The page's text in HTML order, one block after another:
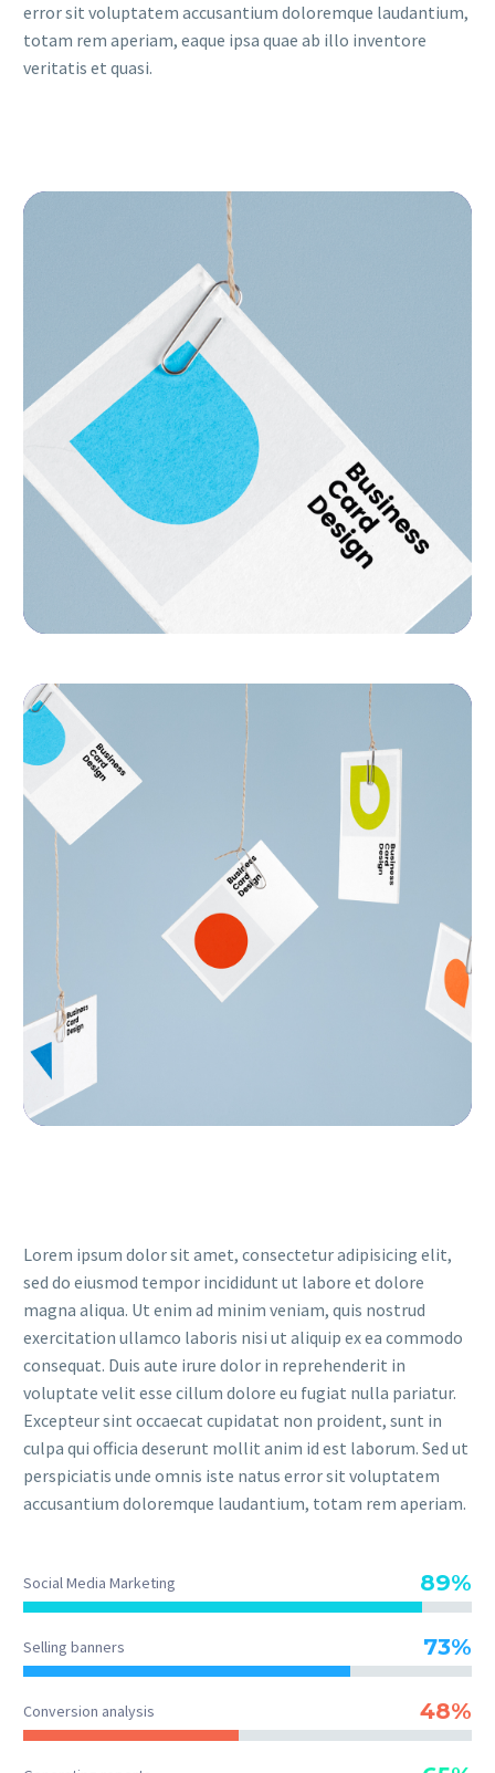
error sit voluptatem accusantium doloremque laudantium,
totam rem aperiam, eaque ipsa quae ab illo inventore
veritatis et quasi.
Lorem ipsum dolor sit amet, consectetur adipisicing elit,
sed do eiusmod tempor incididunt ut labore et dolore
magna aliqua. Ut enim ad minim veniam, quis nostrud
exercitation ullamco laboris nisi ut aliquip ex ea commodo
consequat. Duis aute irure dolor in reprehenderit in
voluptate velit esse cillum dolore eu fugiat nulla pariatur.
Excepteur sint occaecat cupidatat non proident, sunt in
culpa qui officia deserunt mollit anim id est laborum. Sed ut
perspiciatis unde omnis iste natus error sit voluptatem
accusantium doloremque laudantium, totam rem aperiam.
Social Media Marketing 89%
Selling banners 73%
Conversion analysis 48%